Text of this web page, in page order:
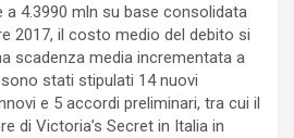
4.3990 mln su base consolidata
2017, il costo medio del debito si
scadenza media incrementata a
stati stipulati 14 nuovi
e 5 accordi preliminari, tra cui il
di Victoria’s Secret in Italia in